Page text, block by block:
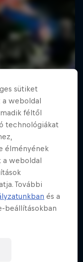
sütiket
a weboldal
féltől
technológiákat
élményének
a weboldal
További
és a
beállításokban